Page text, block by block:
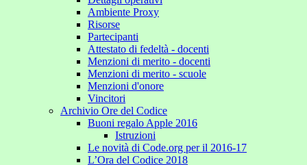
Ambiente Proxy
Risorse
Partecipanti
Attestato di fedeltà - docenti
Menzioni di merito - docenti
Menzioni di merito - scuole
Menzioni d'onore
Vincitori
Archivio Ore del Codice
Buoni regalo Apple 2016
Istruzioni
Le novità di Code.org per il 2016-17
L’Ora del Codice 2018